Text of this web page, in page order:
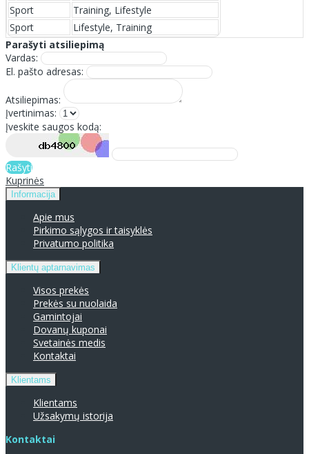
Sport
Training, Lifestyle
Sport
Lifestyle, Training
Parašyti atsiliepimą
Vardas:
El. pašto adresas:
Atsiliepimas:
Įvertinimas:
Įveskite saugos kodą:
Rašyti
Kuprinės
Informacija
Apie mus
Pirkimo sąlygos ir taisyklės
Privatumo politika
Klientų aptarnavimas
Visos prekės
Prekės su nuolaida
Gamintojai
Dovanų kuponai
Svetainės medis
Kontaktai
Klientams
Klientams
Užsakymų istorija
Kontaktai